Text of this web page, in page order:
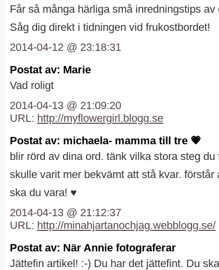
Får så många härliga små inredningstips
Såg dig direkt i tidningen vid frukostbordet!
2014-04-12 @ 23:18:31
Postat av: Marie
Vad roligt
2014-04-13 @ 21:09:20
URL: http://myflowergirl.blogg.se
Postat av: michaela- mamma till tre 💗
blir rörd av dina ord. tänk vilka stora steg
skulle varit mer bekvämt att stå kvar.
ska du vara! ♥
2014-04-13 @ 21:12:37
URL: http://minahjartanochjag.webblogg.se/
Postat av: När Annie fotograferar
Jättefin artikel! :-) Du har det jättefint. Du